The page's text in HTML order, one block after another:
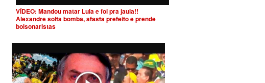
VÍDEO: Mandou matar Lula e foi pra jaula!!
Alexandre solta bomba, afasta prefeito e prende
bolsonaristas